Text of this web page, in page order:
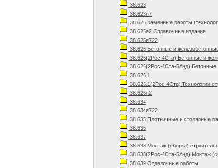
38.623
38.623я7
38.625 Каменные работы
38.625я2 Справочные издания
38.625я722
38.626 Бетонные и
38.626(2Рос-4Ста) Бетонные и
38.626(2Рос-4Ста-5Анд) Бетонные
38.626.1
38.626.1(2Рос-4Ста) Технологии
38.626я2
38.634
38.634я722
38.635 Плотничные и столярные
38.636
38.637
38.638 Монтаж (сборка)
38.638(2Рос-4Ста-5Анд) Монтаж
38.639 Отделочные работы